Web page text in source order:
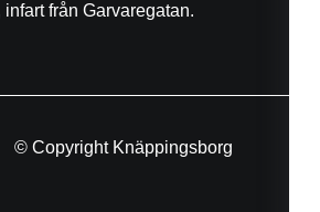
från Garvaregatan.
© Copyright Knäppingsborg